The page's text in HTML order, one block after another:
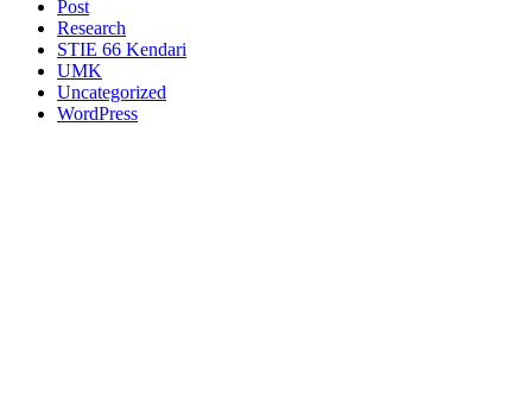
Post
Research
STIE 66 Kendari
UMK
Uncategorized
WordPress